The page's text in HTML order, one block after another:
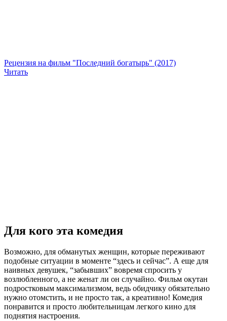
Рецензия на фильм "Последний богатырь" (2017)
Читать
Для кого эта комедия
Возможно, для обманутых женщин, которые переживают
подобные ситуации в моменте “здесь и сейчас”. А еще для
наивных девушек, “забывших” вовремя спросить у
возлюбленного, а не женат ли он случайно. Фильм окутан
подростковым максимализмом, ведь обидчику обязательно
нужно отомстить, и не просто так, а креативно! Комедия
понравится и просто любительницам легкого кино для
поднятия настроения.